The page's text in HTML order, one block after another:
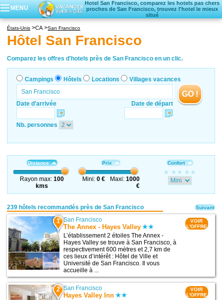
MENU
Hotel San Francisco, comparez les hotels pas chers
proches de San Francisco, trouvez l'hotel le mieux
situé
Hôtels
Locations vacances
Villages vacances
États-Unis CA San Francisco
Hôtel San Francisco
Comparez les offres d'hotels près de San Francisco en un clic.
Campings Hôtels Locations Villages vacances
Date d'arrivée Date de départ
GO !
Nb. personnes
Distance
Rayon max:100
kms
Prix
Mini: 0 € Maxi:1000
€
Confort
239 hôtels recommandés près de San Francisco
1 San Francisco
The Annex - Hayes Valley
L’établissement 2 étoiles The Annex -
Hayes Valley se trouve à San Francisco, à
respectivement 600 mètres et 2,7 km de
ces lieux d’intérêt : Hôtel de Ville et
Université de San Francisco. Il vous
accueille à ...
VOIR
L'OFFRE
2 San Francisco
Hayes Valley Inn
VOIR
L'OFFRE
Suivant